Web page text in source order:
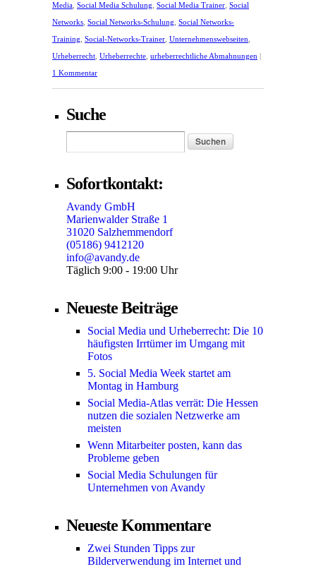
Media Social Media Schulung Social Media Trainer Social
Networks Social Networks-Schulung Social Networks-
Training Social-Networks-Trainer Unternehmenswebseiten
Urheberrecht Urheberrechte urheberrechtliche Abmahnungen |
1 Kommentar
Suche
Sofortkontakt:
Avandy GmbH
Marienwalder Straße 1
31020 Salzhemmendorf
(05186) 9412120
info@avandy.de
Täglich 9:00 - 19:00 Uhr
Neueste Beiträge
Social Media und Urheberrecht: Die 10
häufigsten Irrtümer im Umgang mit
Fotos
5. Social Media Week startet am
Montag in Hamburg
Social Media-Atlas verrät: Die Hessen
nutzen die sozialen Netzwerke am
meisten
Wenn Mitarbeiter posten, kann das
Probleme geben
Social Media Schulungen für
Unternehmen von Avandy
Neueste Kommentare
Zwei Stunden Tipps zur
Bilderverwendung im Internet und